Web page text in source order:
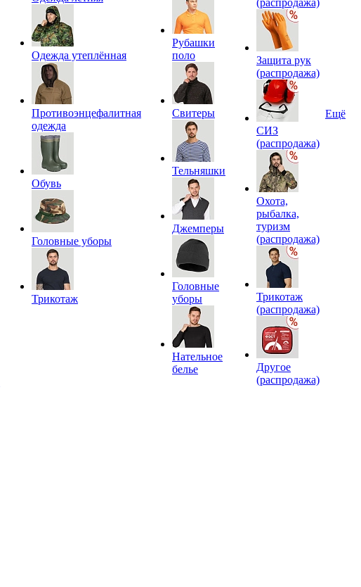
Одежда утеплённая
Противоэнцефалитная
одежда
Обувь
Головные уборы
Трикотаж
Рубашки
поло
Свитеры
Тельняшки
Джемперы
Головные
уборы
Нательное
белье
(распродажа)
Защита рук
(распродажа)
СИЗ
(распродажа)
Охота,
рыбалка,
туризм
(распродажа)
Трикотаж
(распродажа)
Другое
(распродажа)
Ещё